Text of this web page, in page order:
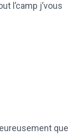
l’camp j’vous
que